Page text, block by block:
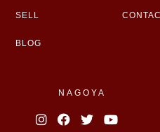
SELL
BLOG
NAGOYA